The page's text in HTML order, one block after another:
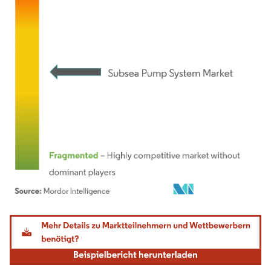
Bild © Mordor Intelligence. Wiederverwendung erfordert Namensnennung gemäß